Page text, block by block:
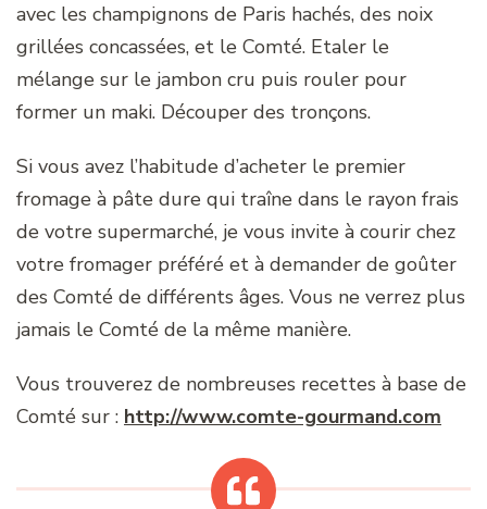
avec les champignons de Paris hachés, des noix
grillées concassées, et le Comté. Etaler le
mélange sur le jambon cru puis rouler pour
former un maki. Découper des tronçons.
Si vous avez l’habitude d’acheter le premier
fromage à pâte dure qui traîne dans le rayon frais
de votre supermarché, je vous invite à courir chez
votre fromager préféré et à demander de goûter
des Comté de différents âges. Vous ne verrez plus
jamais le Comté de la même manière.
Vous trouverez de nombreuses recettes à base de
Comté sur : http://www.comte-gourmand.com